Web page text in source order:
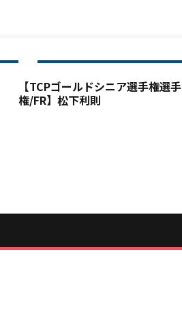
【TCPゴールドシニア選手権選手
権/FR】松下利則